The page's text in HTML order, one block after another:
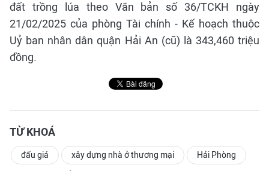
đất trồng lúa theo Văn bản số 36/TCKH ngày
21/02/2025 của phòng Tài chính - Kế hoạch thuộc
Uỷ ban nhân dân quận Hải An (cũ) là 343,460 triệu
đồng.
TỪ KHOÁ
đấu giá xây dựng nhà ở thương mại Hải Phòng